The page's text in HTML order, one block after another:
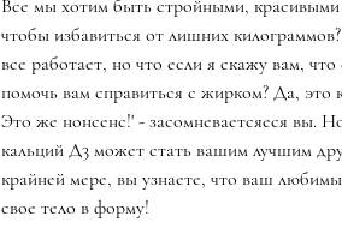
Все мы хотим быть стройными,
чтобы избавиться от лишних
все работает, но что если я скажу вам,
помочь вам справиться с жирком? Да, это
Это же нонсенс!' - засомневаетсяеся вы.
кальций Д3 может стать вашим лучшим
крайней мере, вы узнаете, что ваш
свое тело в форму!